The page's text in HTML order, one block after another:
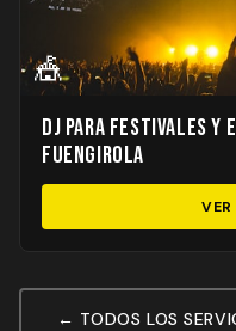
🎪
DJ para Festivales y
Fuengirola
← TODOS LOS